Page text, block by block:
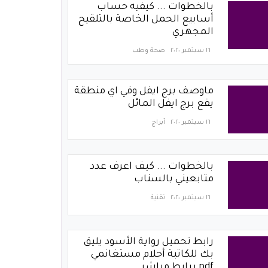
بالخطوات ... كيفيه حساب
أسابيع الحمل الخاصة بالتلقيح
المجهري
١٦ سبتمبر ٢٠٢٠ صحة وطب
ماوصف برج ايفل وفي اي منطقة
يقع برج ايفل المائل
١٦ سبتمبر ٢٠٢٠ أبراج
بالخطوات ... كيف اعرف عدد
متابعيني بالسناب
١٦ سبتمبر ٢٠٢٠ تقنية
رابط تحميل رواية الأسود يليق
بك للكاتبة أحلام مستغانمي